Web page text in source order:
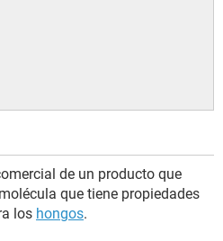
de un producto que
que tiene propiedades
los hongos.